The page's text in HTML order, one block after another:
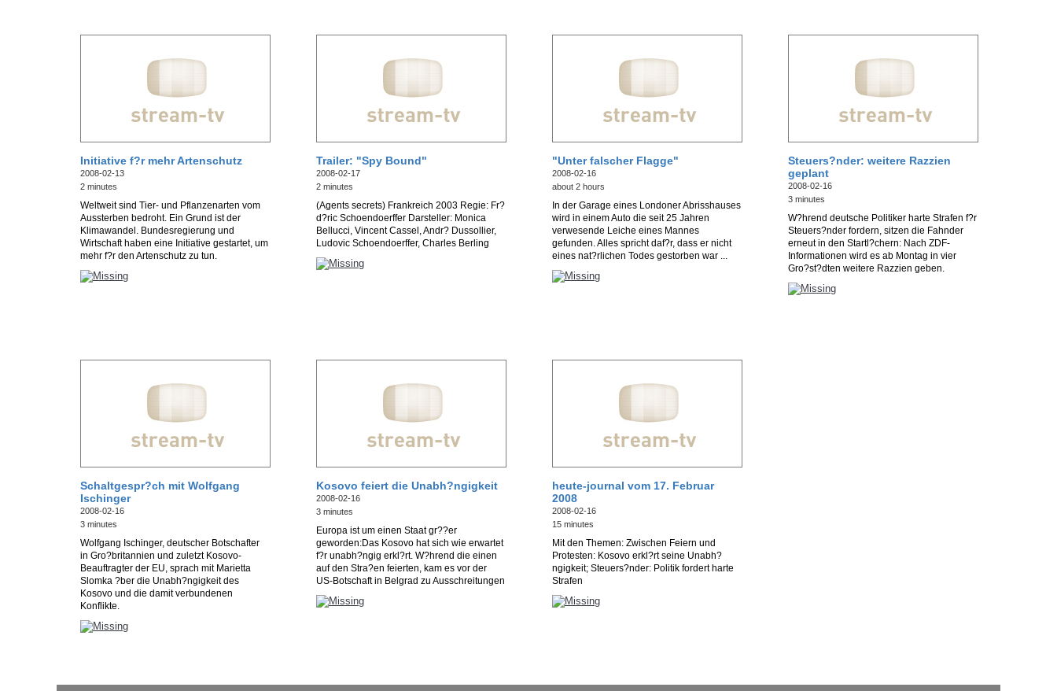
Initiative f?r mehr Artenschutz
2008-02-13
2 minutes
Weltweit sind Tier- und Pflanzenarten vom
Aussterben bedroht. Ein Grund ist der
Klimawandel. Bundesregierung und
Wirtschaft haben eine Initiative gestartet, um
mehr f?r den Artenschutz zu tun.
Trailer: "Spy Bound"
2008-02-17
2 minutes
(Agents secrets) Frankreich 2003 Regie: Fr?
d?ric Schoendoerffer Darsteller: Monica
Bellucci, Vincent Cassel, Andr? Dussollier,
Ludovic Schoendoerffer, Charles Berling
"Unter falscher Flagge"
2008-02-16
about 2 hours
In der Garage eines Londoner Abrisshauses
wird in einem Auto die seit 25 Jahren
verwesende Leiche eines Mannes
gefunden. Alles spricht daf?r, dass er nicht
eines nat?rlichen Todes gestorben war ...
Steuers?nder: weitere Razzien
geplant
2008-02-16
3 minutes
W?hrend deutsche Politiker harte Strafen f?r
Steuers?nder fordern, sitzen die Fahnder
erneut in den Startl?chern: Nach ZDF-
Informationen wird es ab Montag in vier
Gro?st?dten weitere Razzien geben.
Schaltgespr?ch mit Wolfgang
Ischinger
2008-02-16
3 minutes
Wolfgang Ischinger, deutscher Botschafter
in Gro?britannien und zuletzt Kosovo-
Beauftragter der EU, sprach mit Marietta
Slomka ?ber die Unabh?ngigkeit des
Kosovo und die damit verbundenen
Konflikte.
Kosovo feiert die Unabh?ngigkeit
2008-02-16
3 minutes
Europa ist um einen Staat gr??er
geworden:Das Kosovo hat sich wie erwartet
f?r unabh?ngig erkl?rt. W?hrend die einen
auf den Stra?en feierten, kam es vor der
US-Botschaft in Belgrad zu Ausschreitungen
heute-journal vom 17. Februar
2008
2008-02-16
15 minutes
Mit den Themen: Zwischen Feiern und
Protesten: Kosovo erkl?rt seine Unabh?
ngigkeit; Steuers?nder: Politik fordert harte
Strafen